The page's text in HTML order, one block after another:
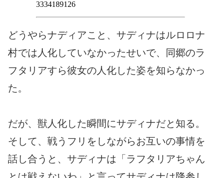
どうやらナディアこと、サディナはルロロナ
村では人化していなかったせいで、同郷のラ
フタリアすら彼女の人化した姿を知らなかっ
た。
だが、獣人化した瞬間にサディナだと知る。
そして、戦うフリをしながらお互いの事情を
話し合うと、サディナは「ラフタリアちゃん